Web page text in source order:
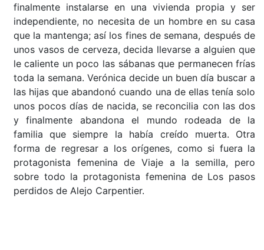
finalmente instalarse en una vivienda propia y ser
independiente, no necesita de un hombre en su casa
que la mantenga; así los fines de semana, después de
unos vasos de cerveza, decida llevarse a alguien que
le caliente un poco las sábanas que permanecen frías
toda la semana. Verónica decide un buen día buscar a
las hijas que abandonó cuando una de ellas tenía solo
unos pocos días de nacida, se reconcilia con las dos
y finalmente abandona el mundo rodeada de la
familia que siempre la había creído muerta. Otra
forma de regresar a los orígenes, como si fuera la
protagonista femenina de Viaje a la semilla, pero
sobre todo la protagonista femenina de Los pasos
perdidos de Alejo Carpentier.